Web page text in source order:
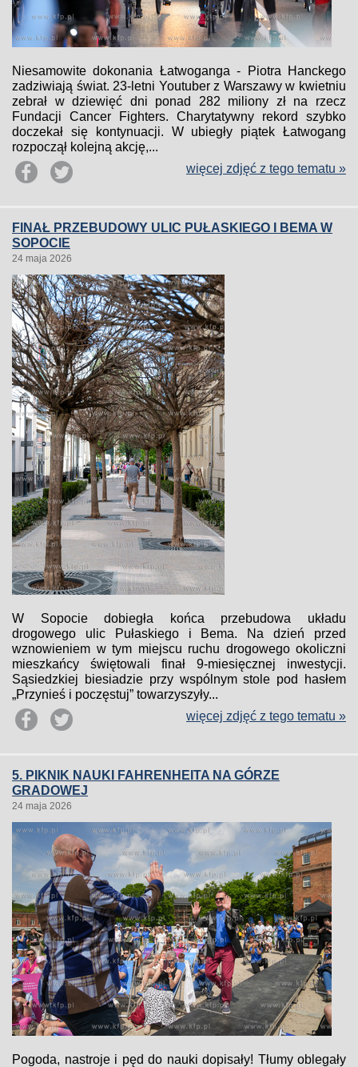
Niesamowite dokonania Łatwoganga - Piotra Hanckego
zadziwiają świat. 23-letni Youtuber z Warszawy w kwietniu
zebrał w dziewięć dni ponad 282 miliony zł na rzecz
Fundacji Cancer Fighters. Charytatywny rekord szybko
doczekał się kontynuacji. W ubiegły piątek Łatwogang
rozpoczął kolejną akcję,...
więcej zdjęć z tego tematu »
FINAŁ PRZEBUDOWY ULIC PUŁASKIEGO I BEMA W
SOPOCIE
24 maja 2026
W Sopocie dobiegła końca przebudowa układu
drogowego ulic Pułaskiego i Bema. Na dzień przed
wznowieniem w tym miejscu ruchu drogowego okoliczni
mieszkańcy świętowali finał 9-miesięcznej inwestycji.
Sąsiedzkiej biesiadzie przy wspólnym stole pod hasłem
„Przynieś i poczęstuj” towarzyszyły...
więcej zdjęć z tego tematu »
5. PIKNIK NAUKI FAHRENHEITA NA GÓRZE
GRADOWEJ
24 maja 2026
Pogoda, nastroje i pęd do nauki dopisały! Tłumy oblegały